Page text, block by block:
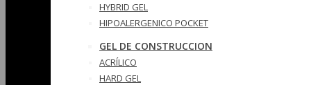
HYBRID GEL
HIPOALERGENICO POCKET
GEL DE CONSTRUCCION
ACRÍLICO
HARD GEL